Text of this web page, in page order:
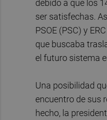
debido a que los
ser satisfechas.
PSOE (PSC) y
que buscaba
el futuro sistema
Una posibilidad
encuentro de sus
hecho, la